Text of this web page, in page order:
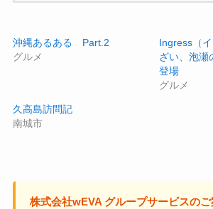
沖縄あるある Part.2
グルメ
Ingress（
ざい、泡瀬
登場
グルメ
久高島訪問記
南城市
株式会社wEVA グループサービスのご